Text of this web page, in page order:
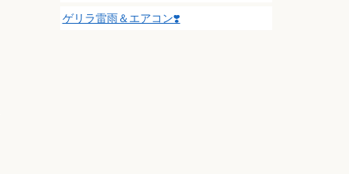
ゲリラ雷雨＆エアコン❣️